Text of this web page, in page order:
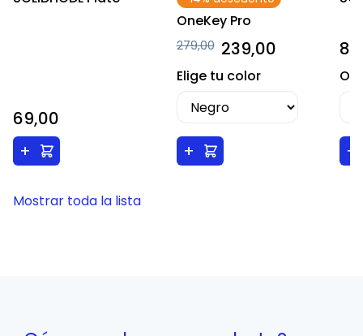
69,00
+
OneKey Pro
279,00 239,00
Elige tu color
+ +
Mostrar toda la lista